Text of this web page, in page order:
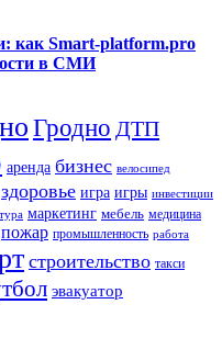
как Smart-platform.pro
в СМИ
Гродно ДТП
аренда бизнес велосипед
здоровье игра игры инвестиции
маркетинг мебель медицина
пожар промышленность работа
строительство такси
эвакуатор